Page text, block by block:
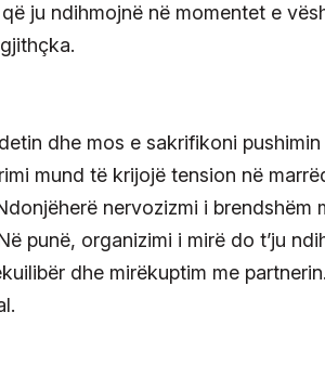
ju ndihmojnë në momentet e
dhe mos e sakrifikoni
mund të krijojë tension në
nervozizmi i
punë, organizimi i mirë do t’ju
dhe mirëkuptim me